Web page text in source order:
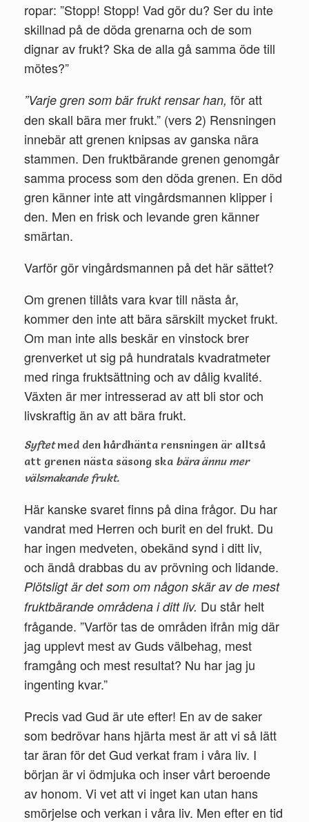
ropar: ”Stopp! Stopp! Vad gör du? Ser du inte
skillnad på de döda grenarna och de som
dignar av frukt? Ska de alla gå samma öde till
mötes?”
”Varje gren som bär frukt rensar han, för att
den skall bära mer frukt.” (vers 2) Rensningen
innebär att grenen knipsas av ganska nära
stammen. Den fruktbärande grenen genomgår
samma process som den döda grenen. En död
gren känner inte att vingårdsmannen klipper i
den. Men en frisk och levande gren känner
smärtan.
Varför gör vingårdsmannen på det här sättet?
Om grenen tillåts vara kvar till nästa år,
kommer den inte att bära särskilt mycket frukt.
Om man inte alls beskär en vinstock brer
grenverket ut sig på hundratals kvadratmeter
med ringa fruktsättning och av dålig kvalité.
Växten är mer intresserad av att bli stor och
livskraftig än av att bära frukt.
Syftetmed den hårdhänta rensningen är alltså
att grenen nästa säsong ska bära ännu mer
välsmakande frukt.
Här kanske svaret finns på dina frågor. Du har
vandrat med Herren och burit en del frukt. Du
har ingen medveten, obekänd synd i ditt liv,
och ändå drabbas du av prövning och lidande.
Plötsligt är det som om någon skär av de mest
fruktbärande områdena i ditt liv. Du står helt
frågande. ”Varför tas de områden ifrån mig där
jag upplevt mest av Guds välbehag, mest
framgång och mest resultat? Nu har jag ju
ingenting kvar.”
Precis vad Gud är ute efter! En av de saker
som bedrövar hans hjärta mest är att vi så lätt
tar äran för det Gud verkat fram i våra liv. I
början är vi ödmjuka och inser vårt beroende
av honom. Vi vet att vi inget kan utan hans
smörjelse och verkan i våra liv. Men efter en tid